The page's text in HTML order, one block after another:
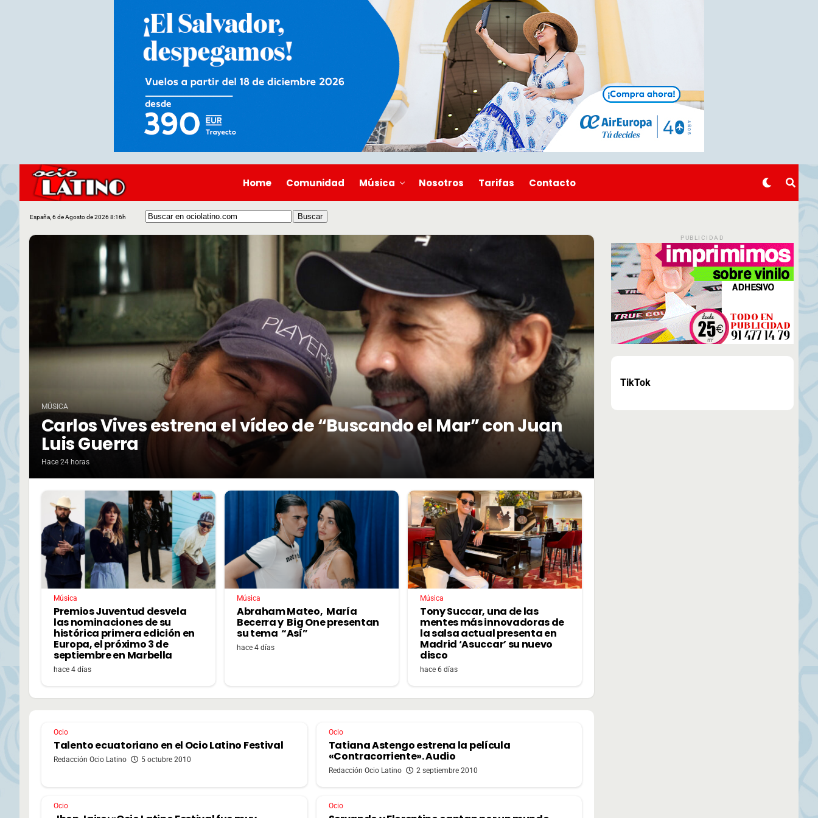
Home Comunidad Música Nosotros Tarifas Contacto
España, 6 de Agosto de 2026 8:16h
MÚSICA
Carlos Vives estrena el vídeo de “Buscando el Mar” con Juan
Luis Guerra
Hace 24 horas
Música
Premios Juventud desvela
las nominaciones de su
histórica primera edición en
Europa, el próximo 3 de
septiembre en Marbella
hace 4 días
Música
Abraham Mateo, María
Becerra y Big One presentan
su tema “Así”
hace 4 días
Música
Tony Succar, una de las
mentes más innovadoras de
la salsa actual presenta en
Madrid ‘Asuccar’ su nuevo
disco
hace 6 días
Ocio
Talento ecuatoriano en el Ocio Latino Festival
Redacción Ocio Latino 5 octubre 2010
Ocio
Tatiana Astengo estrena la película
«Contracorriente». Audio
Redacción Ocio Latino 2 septiembre 2010
Ocio Ocio
PUBLICIDAD
TikTok